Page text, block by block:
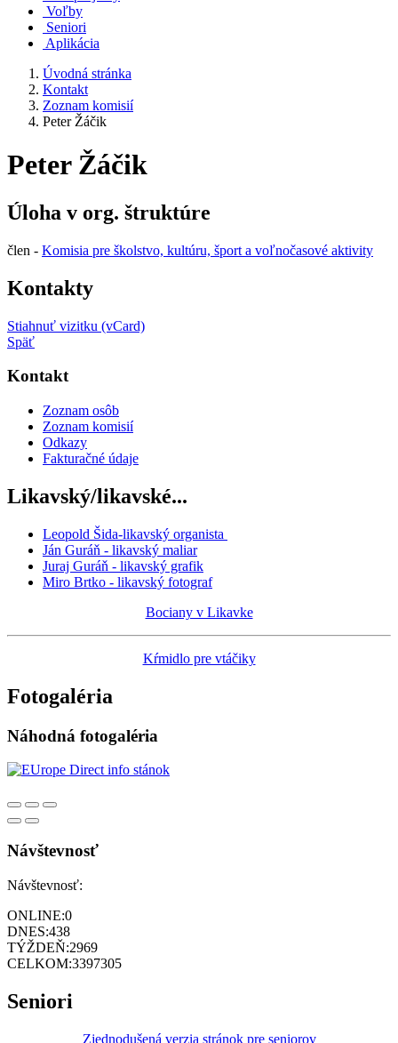
Voľby
Seniori
Aplikácia
Úvodná stránka
Kontakt
Zoznam komisií
Peter Žáčik
Peter Žáčik
Úloha v org. štruktúre
člen - Komisia pre školstvo, kultúru, šport a voľnočasové aktivity
Kontakty
Stiahnuť vizitku (vCard)
Späť
Kontakt
Zoznam osôb
Zoznam komisií
Odkazy
Fakturačné údaje
Likavský/likavské...
Leopold Šida-likavský organista
Ján Guráň - likavský maliar
Juraj Guráň - likavský grafik
Miro Brtko - likavský fotograf
Bociany v Likavke
Kŕmidlo pre vtáčiky
Fotogaléria
Náhodná fotogaléria
Návštevnosť
Návštevnosť:
ONLINE:0
DNES:438
TÝŽDEŇ:2969
CELKOM:3397305
Seniori
Zjednodušená verzia stránok pre seniorov